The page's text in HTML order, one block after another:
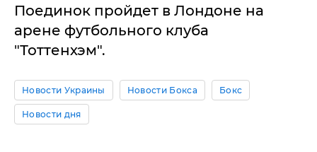
Поединок пройдет в Лондоне на
арене футбольного клуба
"Тоттенхэм".
Новости Украины Новости Бокса Бокс
Новости дня